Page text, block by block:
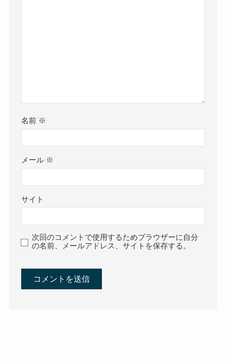
名前 ※
メール ※
サイト
次回のコメントで使用するためブラウザーに自分
の名前、メールアドレス、サイトを保存する。